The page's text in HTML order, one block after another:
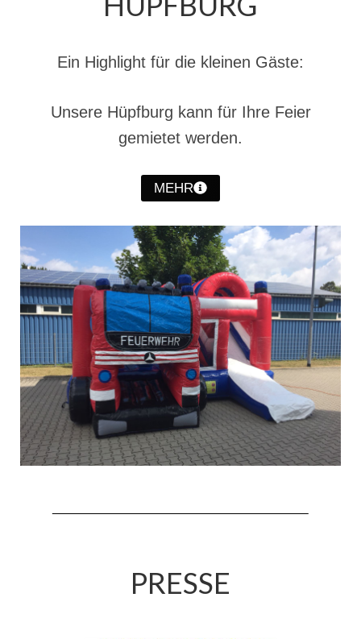
Chronik des Musikzug
Christkindwiegen 2024
Christkindwiegen 2022
Christkindwiegen 2021
Christkindwiegen 2019
Christkindwiegen 2018
Christkindwiegen 2017
Christkindwiegen 2016
Jahreskonzert 2017
Oktoberfestkonzert 2018
Jahreskonzert 2019
Tagesfahrt 2017
Ein Highlight für die kleinen Gäste:
Unsere Hüpfburg kann für Ihre Feier
gemietet werden.
MEHR
PRESSE